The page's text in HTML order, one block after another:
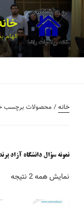
خانه/ محصولات برچسب
نمونه سؤال دانشگاه آزاد
نمایش همه 2 نتیجه